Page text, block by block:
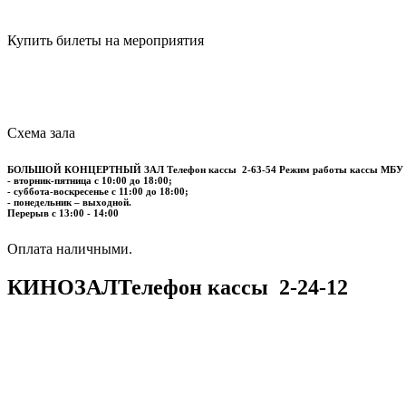
Купить билеты на мероприятия
Схема зала
БОЛЬШОЙ КОНЦЕРТНЫЙ ЗАЛ Телефон кассы 2-63-54 Режим работы кассы
- вторник-пятница с 10:00 до 18:00;
- суббота-воскресенье с 11:00 до 18:00;
- понедельник – выходной.
Перерыв с 13:00 - 14:00
​​​​​​​Оплата наличными.
КИНОЗАЛТелефон кассы 2-24-12